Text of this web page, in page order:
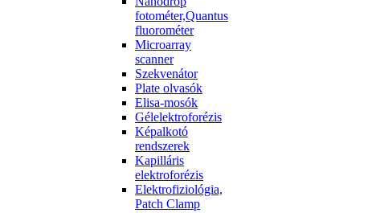
fotométer,Quantus
fluorométer
Microarray
scanner
Szekvenátor
Plate olvasók
Elisa-mosók
Gélelektroforézis
Képalkotó
rendszerek
Kapilláris
elektroforézis
Elektrofiziológia,
Patch Clamp